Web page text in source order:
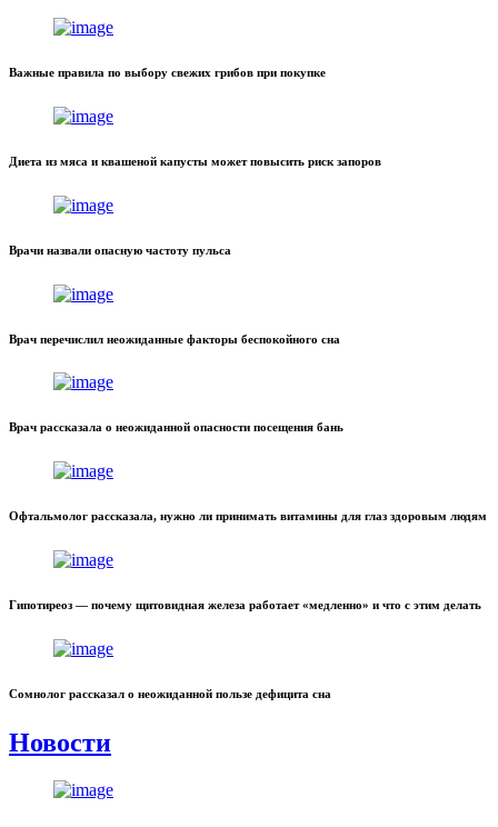
Важные правила по выбору свежих грибов при покупке
Диета из мяса и квашеной капусты может повысить риск запоров
Врачи назвали опасную частоту пульса
Врач перечислил неожиданные факторы беспокойного сна
Врач рассказала о неожиданной опасности посещения бань
Офтальмолог рассказала, нужно ли принимать витамины для глаз здоровым людям
Гипотиреоз — почему щитовидная железа работает «медленно» и что с этим делать
Сомнолог рассказал о неожиданной пользе дефицита сна
Новости